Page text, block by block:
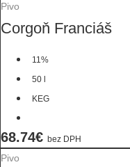
Pivo
Corgoň Franciáš
11%
50 l
KEG
68.74€ bez DPH
Pivo